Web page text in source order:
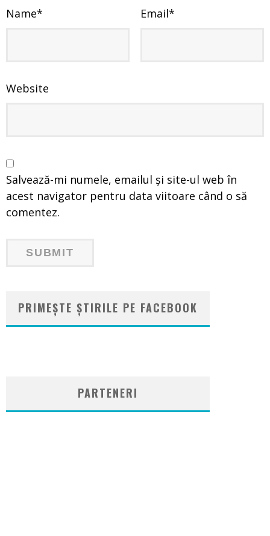
Name* Email*
Website
Salvează-mi numele, emailul și site-ul web în
acest navigator pentru data viitoare când o să
comentez.
PRIMEȘTE ȘTIRILE PE FACEBOOK
PARTENERI